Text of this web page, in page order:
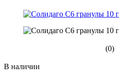
(0)
В наличии